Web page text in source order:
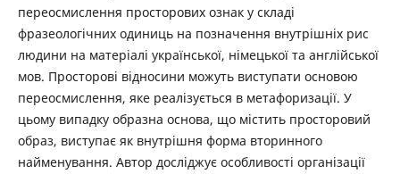
переосмислення просторових ознак у складі
фразеологічних одиниць на позначення внутрішніх рис
людини на матеріалі української, німецької та англійської
мов. Просторові відносини можуть виступати основою
переосмислення, яке реалізується в метафоризації. У
цьому випадку образна основа, що містить просторовий
образ, виступає як внутрішня форма вторинного
найменування. Автор досліджує особливості організації